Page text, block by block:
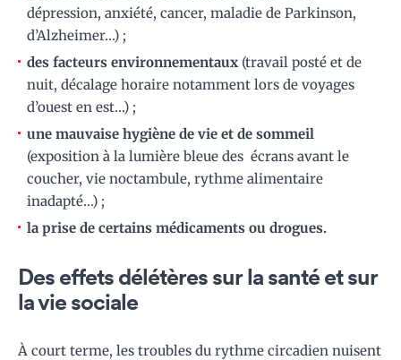
dépression, anxiété, cancer, maladie de Parkinson,
d’Alzheimer…) ;
des facteurs environnementaux (travail posté et de
nuit, décalage horaire notamment lors de voyages
d’ouest en est…) ;
une mauvaise hygiène de vie et de sommeil
(exposition à la lumière bleue des écrans avant le
coucher, vie noctambule, rythme alimentaire
inadapté…) ;
la prise de certains médicaments ou drogues.
Des effets délétères sur la santé et sur
la vie sociale
À court terme, les troubles du rythme circadien nuisent